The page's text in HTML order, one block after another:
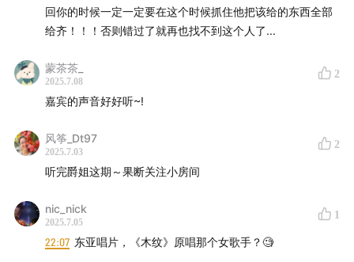
磁卡Dizkar」在小房间的录音室进行了一场现场对话，而
在准备这场活动的过程中，我们认识了这期节目的嘉宾
卡走南闯北的幕后推手。
的风格被音乐受众所认识和喜欢。虽然和明堂合作已久，
然后此前却不认识他们这一位来自广州的同事，甚至还是
就住在东山口的“街坊”。爵士和「
车一样，都是“城画人”。不知道如今还有多少人记得《城
市画报》曾经举办的“荒岛音乐会”？这个音乐项目是
Zenbi 的 Livehouse 观演初体验，也是爵士踏入音乐行业
回你的时候一定一定要在这个时候抓住他把该给的东西全部
给齐！！！否则错过了就再也找不到这个人了...
蒙茶茶_
2025.7.08
2
嘉宾的声音好好听~!
风筝_Dt97
2025.7.03
2
听完爵姐这期～果断关注小房间
nic_nick
2025.7.05
1
22:07 东亚唱片，《木纹》原唱那个女歌手？🧐